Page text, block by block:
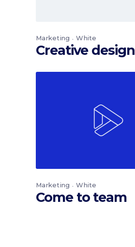
Marketing White
Creative design
Marketing White
Come to team